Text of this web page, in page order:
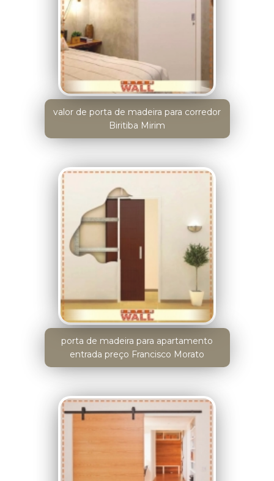
valor de porta de madeira para corredor
Biritiba Mirim
porta de madeira para apartamento
entrada preço Francisco Morato